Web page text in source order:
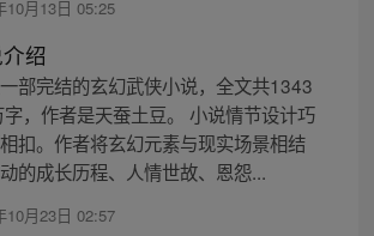
10月13日 05:25
绍
一部完结的玄幻武侠小说，全文共1343
，作者是天蚕土豆。 小说情节设计巧
扣。作者将玄幻元素与现实场景相结
的成长历程、人情世故、恩怨...
10月23日 02:57